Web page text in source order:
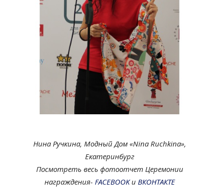
Нина Ручкина, Модный Дом «Nina Ruchkina»,
Екатеринбург
Посмотреть весь фотоотчет Церемонии
награждения- FACEBOOKи ВКОНТАКТЕ